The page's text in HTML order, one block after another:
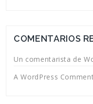
COMENTARIOS
Un comentarista de
A WordPress